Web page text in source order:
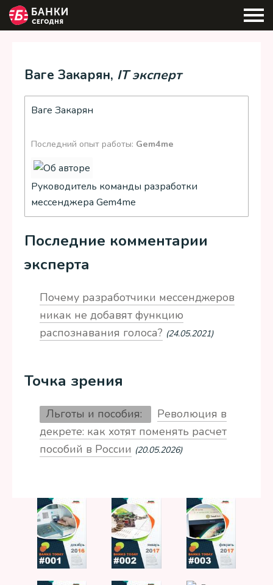
Ваге Закарян, IT эксперт
Ваге Закарян
Последний опыт работы: Gem4me
Руководитель команды разработки
мессенджера Gem4me
Последние комментарии
эксперта
Почему разработчики мессенджеров
никак не добавят функцию
распознавания голоса? (24.05.2021)
Точка зрения
Льготы и пособия:
Революция в
декрете: как хотят поменять расчет
пособий в России (20.05.2026)